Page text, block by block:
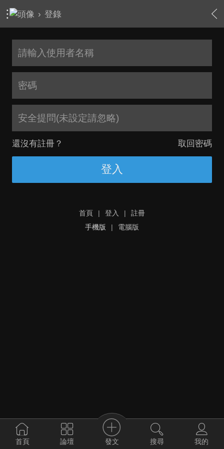
› 登錄
安全提問(未設定請忽略)
還沒有註冊？ 取回密碼
登入
首頁 | 登入 |
註冊
手機版
| 電腦版
首頁 論壇 發文 搜尋 我的